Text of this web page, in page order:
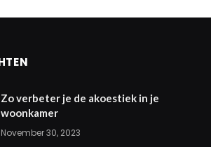
Zo verbeter je de akoestiek in je
woonkamer
November 30, 2023